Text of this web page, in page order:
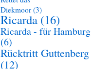
Diekmoor (3)
Ricarda (16)
Ricarda - für Hamburg
(6)
Rücktritt Guttenberg
(12)